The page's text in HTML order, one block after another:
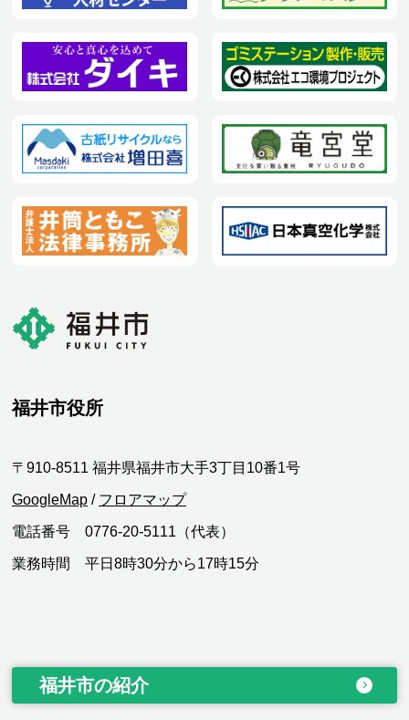
福井市役所
〒910-8511 福井県福井市大手3丁目10番1号
GoogleMap / フロアマップ
電話番号 0776-20-5111（代表）
業務時間 平日8時30分から17時15分
福井市の紹介